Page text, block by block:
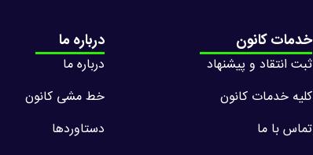
خدمات کانون
ثبت انتقاد و پیشنهاد
کلیه خدمات کانون
تماس با ما
درباره ما
درباره ما
خط مشی کانون
دستاوردها